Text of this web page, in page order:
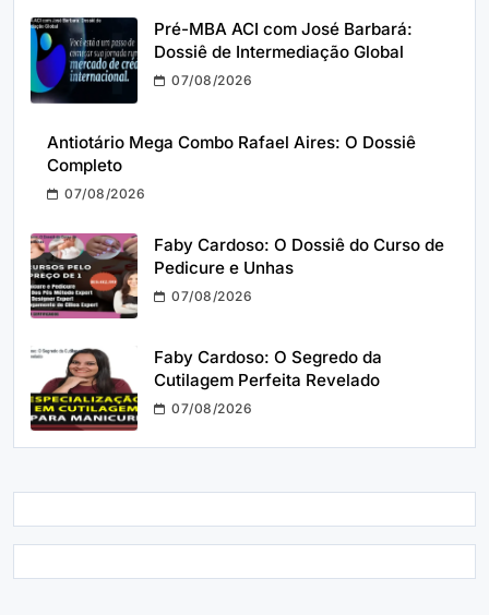
Pré-MBA ACI com José Barbará:
Dossiê de Intermediação Global
07/08/2026
Antiotário Mega Combo Rafael Aires: O Dossiê
Completo
07/08/2026
Faby Cardoso: O Dossiê do Curso de
Pedicure e Unhas
07/08/2026
Faby Cardoso: O Segredo da
Cutilagem Perfeita Revelado
07/08/2026